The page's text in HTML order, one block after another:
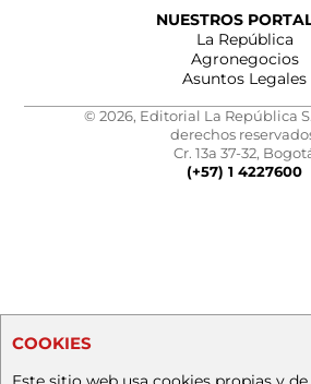
NUESTROS
La República
Agronegocios
Asuntos Legales
© 2026, Editorial La República
derechos
Cr. 13a 37-32,
(+57) 1 4227600
COOKIES